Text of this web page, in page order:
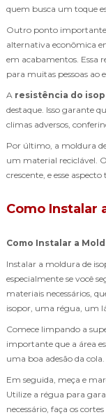
quem busca um toque
Outro ponto importante
alternativa econômica
em acabamentos. Essa
para muitas pessoas ao
A resistência do
destaque. Isso garante
climas adversos,
Por último, a moldura
um material reciclável.
crescente, e esse
Como Instalar
Como Instalar a
Instalar a moldura de
especialmente se você
materiais necessários,
isopor, uma régua, um
Comece limpando a
importante que a área
uma boa adesão da cola.
Em seguida, meça e
Utilize a régua para
necessário, faça os